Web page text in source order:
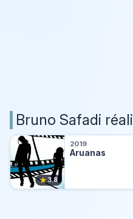
Bruno Safadi
★ 3.8
2019
Aruanas